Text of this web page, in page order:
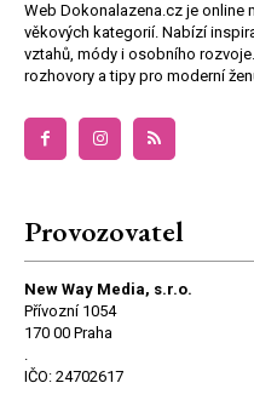
Web Dokonalazena.cz je online
věkových kategorií. Nabízí
vztahů, módy i osobního
rozhovory a tipy pro moderní
Provozovatel
New Way Media, s.r.o.
Přívozní 1054
170 00 Praha
.
IČO: 24702617